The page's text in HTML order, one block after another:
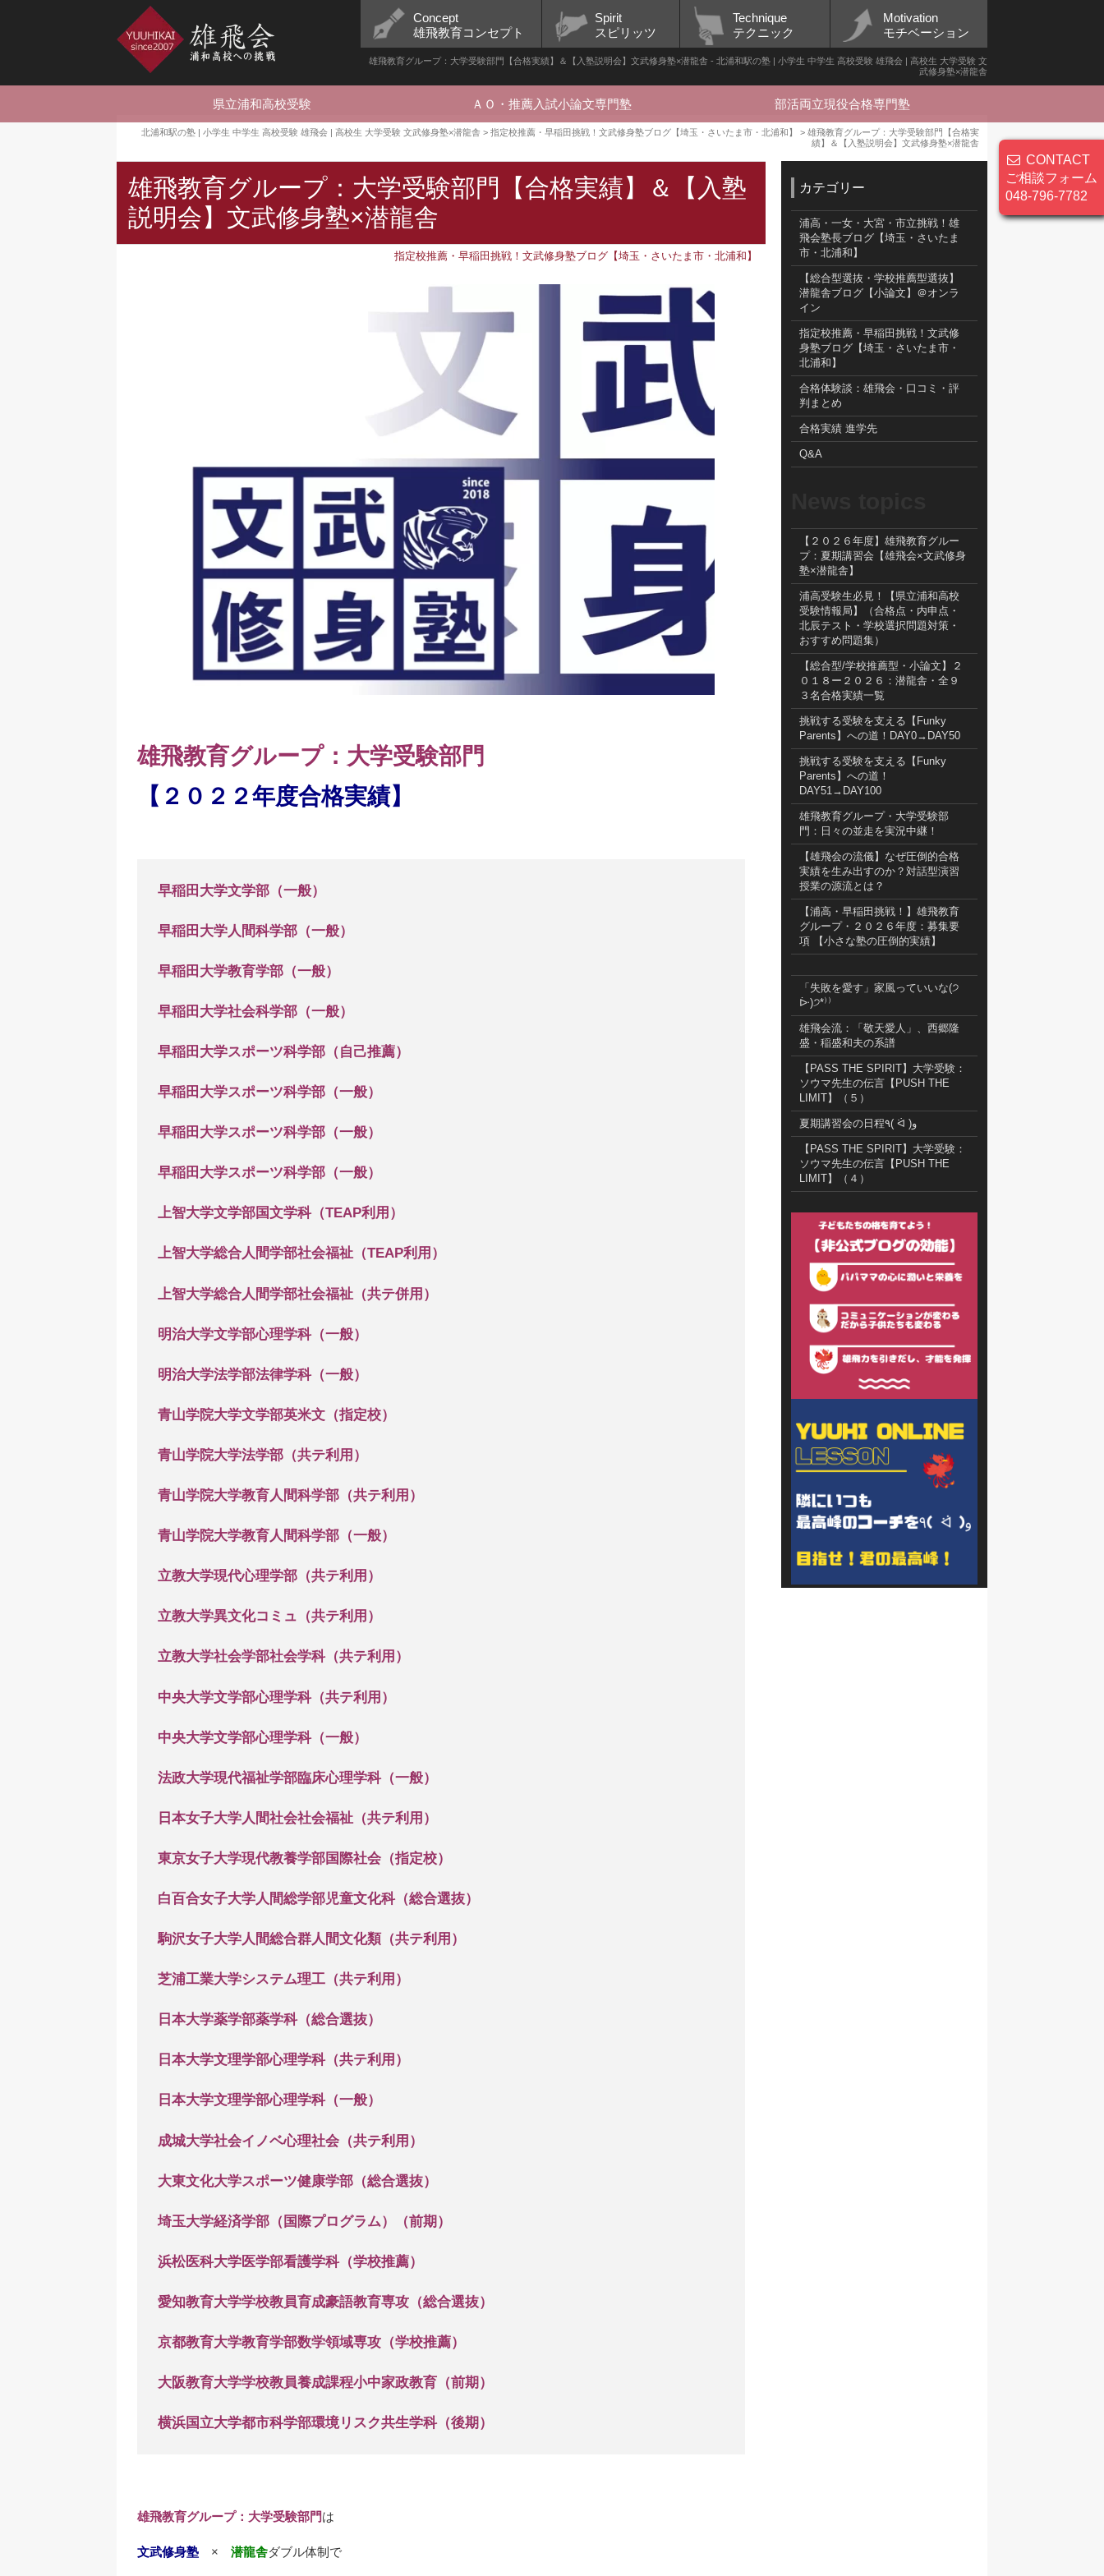
Concept
雄飛教育コンセプト
Spirit
スピリッツ
Technique
テクニック
Motivation
モチベーション
雄飛教育グループ：大学受験部門【合格実績】＆【入塾説明会】文武修身塾×潜龍舎 - 北浦和駅の塾 | 小学生 中学生 高校受験 雄飛会 | 高校生 大学受験 文
武修身塾×潜龍舎
県立浦和高校受験 ＡＯ・推薦入試小論文専門塾 部活両立現役合格専門塾
CONTACT
ご相談フォーム
048-796-7782
北浦和駅の塾 | 小学生 中学生 高校受験 雄飛会 | 高校生 大学受験 文武修身塾×潜龍舎 > 指定校推薦・早稲田挑戦！文武修身塾ブログ【埼玉・さいたま市・北浦和】 > 雄飛教育グループ：大学受験部門【合格実
績】＆【入塾説明会】文武修身塾×潜龍舎
雄飛教育グループ：大学受験部門【合格実績】＆【入塾
説明会】文武修身塾×潜龍舎
指定校推薦・早稲田挑戦！文武修身塾ブログ【埼玉・さいたま市・北浦和】
雄飛教育グループ：大学受験部門
【２０２２年度合格実績】
早稲田大学文学部（一般）
早稲田大学人間科学部（一般）
早稲田大学教育学部（一般）
早稲田大学社会科学部（一般）
早稲田大学スポーツ科学部（自己推薦）
早稲田大学スポーツ科学部（一般）
早稲田大学スポーツ科学部（一般）
早稲田大学スポーツ科学部（一般）
上智大学文学部国文学科（TEAP利用）
上智大学総合人間学部社会福祉（TEAP利用）
上智大学総合人間学部社会福祉（共テ併用）
明治大学文学部心理学科（一般）
明治大学法学部法律学科（一般）
青山学院大学文学部英米文（指定校）
青山学院大学法学部（共テ利用）
青山学院大学教育人間科学部（共テ利用）
青山学院大学教育人間科学部（一般）
立教大学現代心理学部（共テ利用）
立教大学異文化コミュ（共テ利用）
立教大学社会学部社会学科（共テ利用）
中央大学文学部心理学科（共テ利用）
中央大学文学部心理学科（一般）
法政大学現代福祉学部臨床心理学科（一般）
日本女子大学人間社会社会福祉（共テ利用）
東京女子大学現代教養学部国際社会（指定校）
白百合女子大学人間総学部児童文化科（総合選抜）
駒沢女子大学人間総合群人間文化類（共テ利用）
芝浦工業大学システム理工（共テ利用）
日本大学薬学部薬学科（総合選抜）
日本大学文理学部心理学科（共テ利用）
日本大学文理学部心理学科（一般）
成城大学社会イノベ心理社会（共テ利用）
大東文化大学スポーツ健康学部（総合選抜）
埼玉大学経済学部（国際プログラム）（前期）
浜松医科大学医学部看護学科（学校推薦）
愛知教育大学学校教員育成豪語教育専攻（総合選抜）
京都教育大学教育学部数学領域専攻（学校推薦）
大阪教育大学学校教員養成課程小中家政教育（前期）
横浜国立大学都市科学部環境リスク共生学科（後期）
雄飛教育グループ：大学受験部門は
文武修身塾 × 潜龍舎ダブル体制で
カテゴリー
浦高・一女・大宮・市立挑戦！雄
飛会塾長ブログ【埼玉・さいたま
市・北浦和】
【総合型選抜・学校推薦型選抜】
潜龍舎ブログ【小論文】＠オンラ
イン
指定校推薦・早稲田挑戦！文武修
身塾ブログ【埼玉・さいたま市・
北浦和】
合格体験談：雄飛会・口コミ・評
判まとめ
合格実績 進学先
Q&A
【２０２６年度】雄飛教育グルー
プ：夏期講習会【雄飛会×文武修身
塾×潜龍舎】
浦高受験生必見！【県立浦和高校
受験情報局】（合格点・内申点・
北辰テスト・学校選択問題対策・
おすすめ問題集）
【総合型/学校推薦型・小論文】２
０１８ー２０２６：潜龍舎・全９
３名合格実績一覧
挑戦する受験を支える【Funky
Parents】への道！DAY0→DAY50
挑戦する受験を支える【Funky
Parents】への道！
DAY51→DAY100
雄飛教育グループ・大学受験部
門：日々の並走を実況中継！
【雄飛会の流儀】なぜ圧倒的合格
実績を生み出すのか？対話型演習
授業の源流とは？
【浦高・早稲田挑戦！】雄飛教育
グループ・２０２６年度：募集要
項 【小さな塾の圧倒的実績】
「失敗を愛す」家風っていいな(੭
ᐕ)੭*⁾⁾
雄飛会流：「敬天愛人」、西郷隆
盛・稲盛和夫の系譜
【PASS THE SPIRIT】大学受験：
ソウマ先生の伝言【PUSH THE
LIMIT】（５）
夏期講習会の日程٩( ᐛ )و
【PASS THE SPIRIT】大学受験：
ソウマ先生の伝言【PUSH THE
LIMIT】（４）